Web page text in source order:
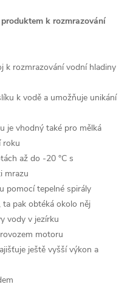
k rozmrazování
k rozmrazování vodní hladiny
k vodě a umožňuje unikání
je vhodný také pro mělká
roku
až do -20 °C s
mrazu
pomocí tepelné spirály
pak obtéká okolo něj
vody v jezírku
motoru
ještě vyšší výkon a